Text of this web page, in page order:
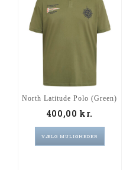
North Latitude Polo (Green)
400,00kr.
VÆLG MULIGHEDER